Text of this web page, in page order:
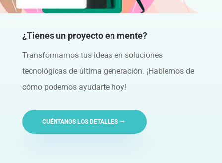
¿Tienes un proyecto en mente?
Transformamos tus ideas en soluciones
tecnológicas de última generación. ¡Hablemos de
cómo podemos ayudarte hoy!
CUÉNTANOS LOS DETALLES